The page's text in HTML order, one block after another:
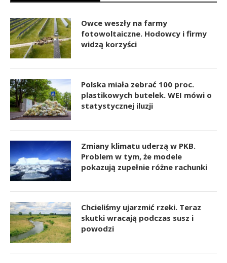
Owce weszły na farmy
fotowoltaiczne. Hodowcy i firmy
widzą korzyści
Polska miała zebrać 100 proc.
plastikowych butelek. WEI mówi o
statystycznej iluzji
Zmiany klimatu uderzą w PKB.
Problem w tym, że modele
pokazują zupełnie różne rachunki
Chcieliśmy ujarzmić rzeki. Teraz
skutki wracają podczas susz i
powodzi